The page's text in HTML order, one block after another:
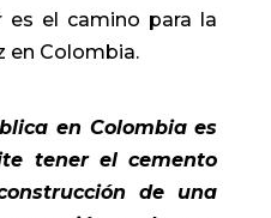
es el camino para la
en Colombia.
en Colombia es
tener el cemento
de una